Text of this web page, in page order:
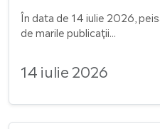
14 iulie 2026
În data de 14 iulie 2026,
de marile publicații...